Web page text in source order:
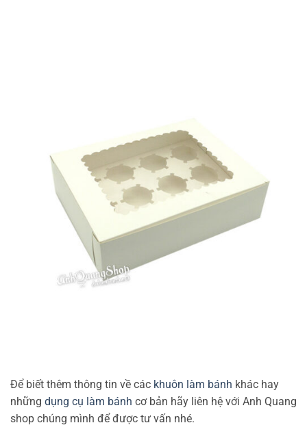
Để biết thêm thông tin về các khuôn làm bánh khác hay
những dụng cụ làm bánh cơ bản hãy liên hệ với Anh Quang
shop chúng mình để được tư vấn nhé.